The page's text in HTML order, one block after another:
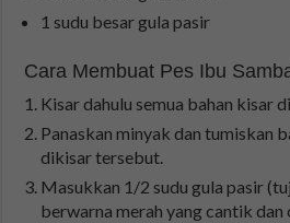
1 sudu besar gula pasir
Cara Membuat Pes Ibu
Kisar dahulu semua bahan kisar
Panaskan minyak dan tumiskan
dikisar tersebut.
Masukkan 1/2 sudu gula pasir
berwarna merah yang cantik